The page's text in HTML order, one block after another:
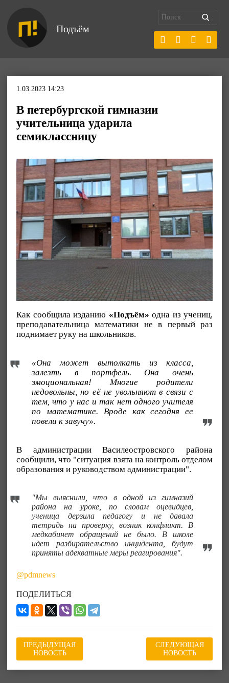
Подъём
1.03.2023 14:23
В петербургской гимназии
учительница ударила
семиклассницу
Как сообщила изданию «Подъём» одна из учениц,
преподавательница математики не в первый раз
поднимает руку на школьников.
«Она может вытолкать из класса,
залезть в портфель. Она очень
эмоциональная! Многие родители
недовольны, но её не увольняют в связи с
тем, что у нас и так нет одного учителя
по математике. Вроде как сегодня ее
повели к завучу».
В администрации Василеостровского района
сообщили, что "ситуация взята на контроль отделом
образования и руководством администрации".
"Мы выяснили, что в одной из гимназий
района на уроке, по словам оцевидцев,
ученица дерзила педагогу и не давала
тетрадь на проверку, возник конфликт. В
медкабинет обращений не было. В школе
идет разбирательство инцидента, будут
приняты адекватные меры реагирования".
@pdmnews
ПОДЕЛИТЬСЯ
ПРЕДЫДУЩАЯ
НОВОСТЬ
СЛЕДУЮЩАЯ
НОВОСТЬ